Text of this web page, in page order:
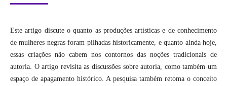
Este artigo discute o quanto as produções artísticas e de conhecimento
de mulheres negras foram pilhadas historicamente, e quanto ainda hoje,
essas criações não cabem nos contornos das noções tradicionais de
autoria. O artigo revisita as discussões sobre autoria, como também um
espaço de apagamento histórico. A pesquisa também retoma o conceito